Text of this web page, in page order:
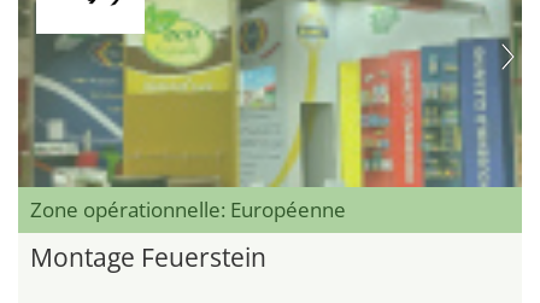
Zone opérationnelle: Européenne
Montage Feuerstein